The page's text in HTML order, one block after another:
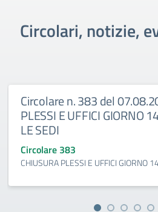
Circolari, notizie,
Circolare n. 383 del
PLESSI E UFFICI GIORNO
LE SEDI
Circolare 383
CHIUSURA PLESSI E UFFICI GIORNO